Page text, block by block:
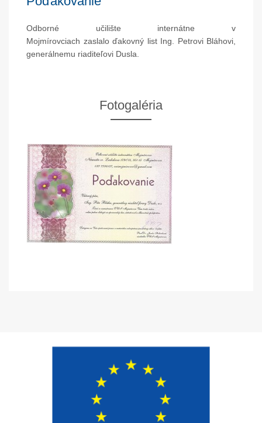
Odborné učilište internátne v
Mojmírovciach zaslalo ďakovný list Ing. Petrovi Bláhovi,
generálnemu riaditeľovi Dusla.
Fotogaléria